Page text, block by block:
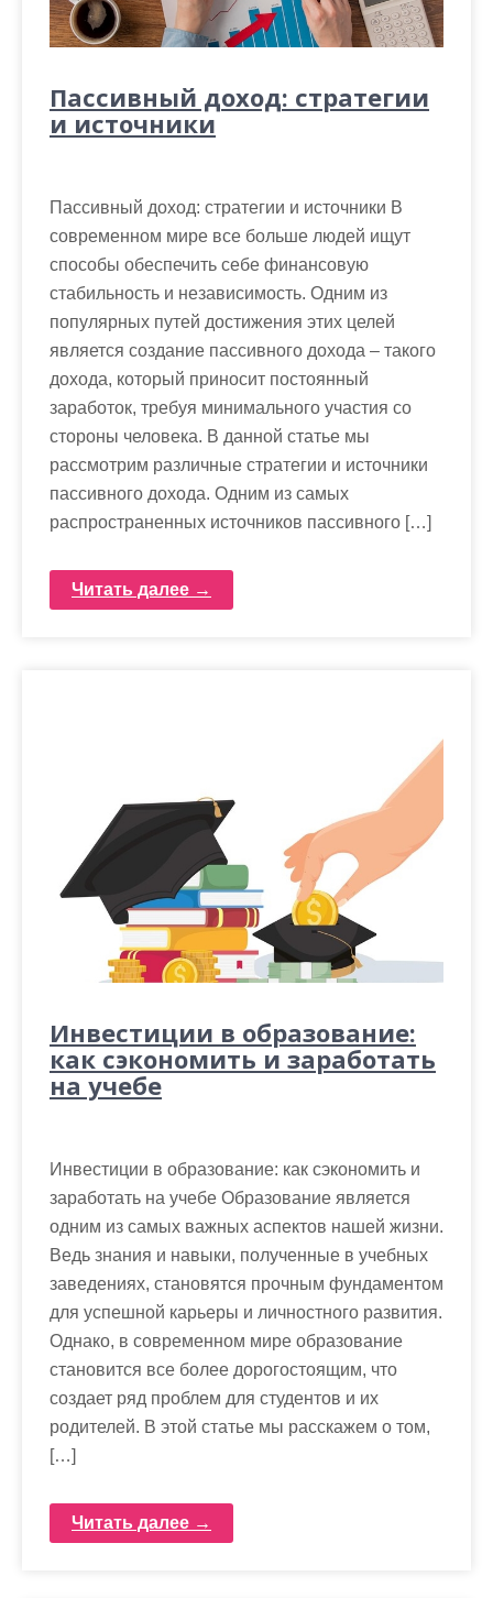
Пассивный доход: стратегии
и источники
Пассивный доход: стратегии и источники В
современном мире все больше людей ищут
способы обеспечить себе финансовую
стабильность и независимость. Одним из
популярных путей достижения этих целей
является создание пассивного дохода – такого
дохода, который приносит постоянный
заработок, требуя минимального участия со
стороны человека. В данной статье мы
рассмотрим различные стратегии и источники
пассивного дохода. Одним из самых
распространенных источников пассивного […]
Читать далее →
Инвестиции в образование:
как сэкономить и заработать
на учебе
Инвестиции в образование: как сэкономить и
заработать на учебе Образование является
одним из самых важных аспектов нашей жизни.
Ведь знания и навыки, полученные в учебных
заведениях, становятся прочным фундаментом
для успешной карьеры и личностного развития.
Однако, в современном мире образование
становится все более дорогостоящим, что
создает ряд проблем для студентов и их
родителей. В этой статье мы расскажем о том,
[…]
Читать далее →